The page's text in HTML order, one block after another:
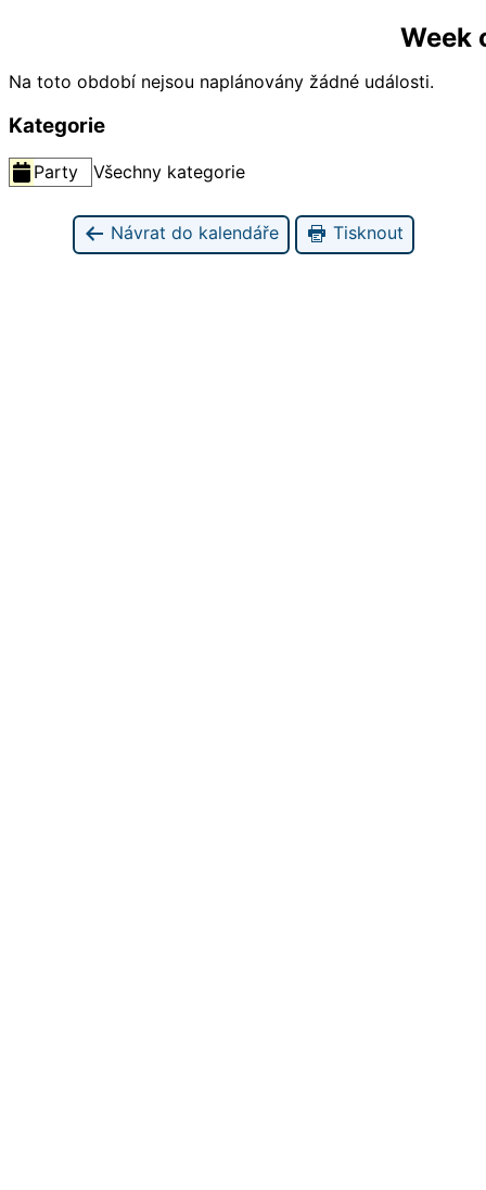
Week
Na toto období nejsou naplánovány žádné události.
Kategorie
Party Všechny kategorie
Návrat do kalendáře Tisknout